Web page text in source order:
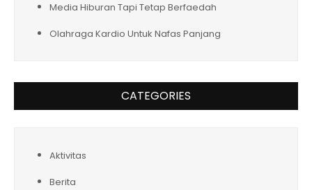
Media Hiburan Tapi Tetap Berfaedah
Olahraga Kardio Untuk Nafas Panjang
CATEGORIES
Aktivitas
Berita